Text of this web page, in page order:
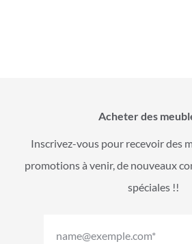
Acheter des
Inscrivez-vous pour recevoir des
promotions à venir, de nouveaux
spéciales !!